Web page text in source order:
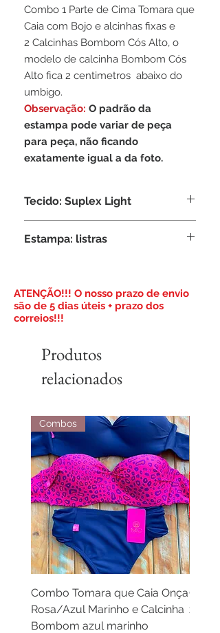
Combo 1 Parte de Cima Tomara que
Caia com Bojo e alcinhas fixas e
2 Calcinhas Bombom Cós Alto, o
modelo de calcinha Bombom Cós
Alto fica 2 centimetros abaixo do
umbigo.
Observação: O padrão da
estampa pode variar de peça
para peça, não ficando
exatamente igual a da foto.
Tecido: Suplex Light
Elastano
Estampa: listras
​ATENÇÃO!!! O nosso prazo de envio
são de 5 dias úteis + prazo dos
correios!!!
Produtos
relacionados
Combos
Combo Tomara que Caia Onça
Rosa/Azul Marinho e Calcinha
Bombom azul marinho